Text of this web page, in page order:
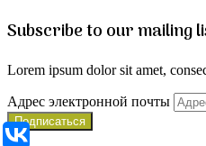
Subscribe to our mailing
Lorem ipsum dolor sit amet,
Адрес электронной почты